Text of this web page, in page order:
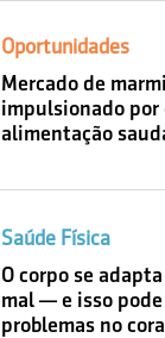
Oportunidades
Mercado de
impulsionado por
alimentação
Saúde Física
O corpo se
mal — e isso
problemas no